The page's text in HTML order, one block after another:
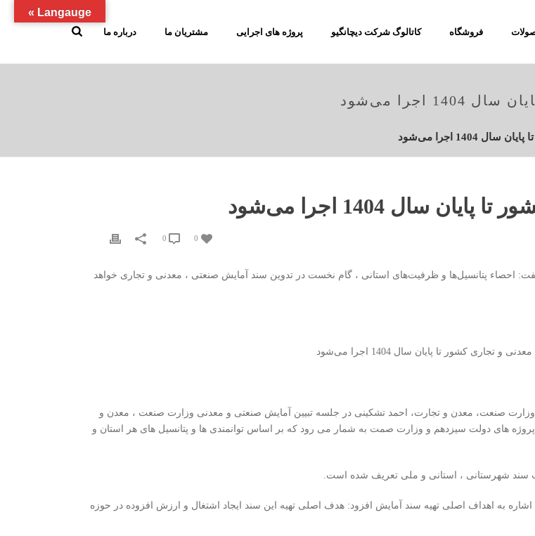
فروشگاه کاتالوگ شرکت دیچانگیو پروژه های اجرایی مشتریان ما درباره ما
می‌شود
اجرا می‌شود
1404 اجرا می‌شود
0
پتانسیل‌ها و ظرفیت‌های استانی ، گام نخست در تدوین سند آمایش صنعتی ، معدنی و تجاری خواهد
صنعت، معدن و تجارت، احمد تشکینی در جلسه تبیین آمایش صنعتی و معدنی وزارت صنعت ، معدن و
های دولت سیزدهم و وزارت صمت به شمار می رود که بر اساس توانمندی ها و پتانسیل های هر استان و
به اهداف اصلی تهیه سند آمایش افزود: هدف اصلی تهیه این سند ایجاد اشتغال و ارزش افزوده در حوزه
Langauge »